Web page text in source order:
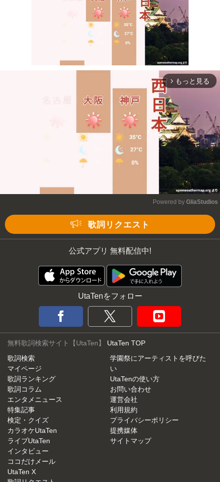
Mute
arrow_forward_ios もっと見る
Powered by GliaStudios
歌詞リクエスト
公式アプリ 無料配信中!
UtaTenをフォロー
無料歌詞検索サイト【UtaTen】 UtaTen TOP
歌詞検索
マイページ
歌詞ランキング
歌詞コラム
エンタメニュース
特集記事
検定・クイズ
カラオケUtaTen
ライブUtaTen
インタビュー
ココだけメール
UtaTen X
学園祭にアーティストを呼びた
い
UtaTenの使い方
お問い合わせ
運営会社
利用規約
プライバシーポリシー
提携媒体
サイトマップ